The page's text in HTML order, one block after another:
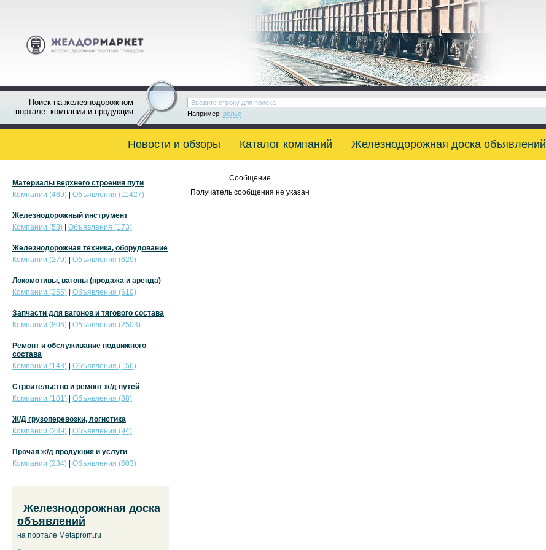
Поиск на железнодорожном
портале: компании и продукция
Например: рельс
Новости и обзоры Каталог компаний Железнодорожная доска объявлений
Сообщение
Получатель сообщения не указан
Материалы верхнего строения пути
Компании (469)
Объявления (11427)
Железнодорожный инструмент
Компании (58)
Объявления (173)
Железнодорожная техника, оборудование
Компании (279)
Объявления (629)
Локомотивы, вагоны (продажа и аренда)
Компании (355)
Объявления (610)
Запчасти для вагонов и тягового состава
Компании (806)
Объявления (2503)
Ремонт и обслуживание подвижного
состава
Компании (143)
Объявления (156)
Строительство и ремонт ж/д путей
Компании (101)
Объявления (88)
Ж/Д грузоперевозки, логистика
Компании (239)
Объявления (94)
Прочая ж/д продукция и услуги
Компании (234)
Объявления (603)
Железнодорожная доска
объявлений
на портале Metaprom.ru